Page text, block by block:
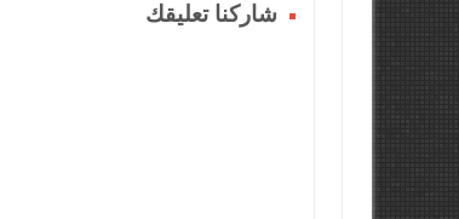
شاركنا تعليقك